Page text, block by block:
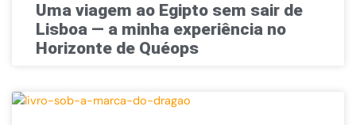
Uma viagem ao Egipto sem sair de
Lisboa — a minha experiência no
Horizonte de Quéops